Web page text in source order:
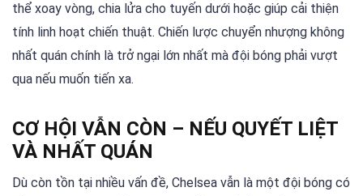
thể xoay vòng, chia lửa cho tuyến dưới hoặc giúp cải thiện
tính linh hoạt chiến thuật. Chiến lược chuyển nhượng không
nhất quán chính là trở ngại lớn nhất mà đội bóng phải vượt
qua nếu muốn tiến xa.
CƠ HỘI VẪN CÒN – NẾU QUYẾT LIỆT
VÀ NHẤT QUÁN
Dù còn tồn tại nhiều vấn đề, Chelsea vẫn là một đội bóng có